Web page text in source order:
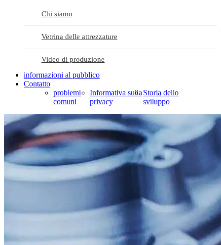
Chi siamo
Vetrina delle attrezzature
Video di produzione
informazioni al pubblico
Contatto
problemi
comuni
Informativa sulla
privacy
Storia dello
sviluppo